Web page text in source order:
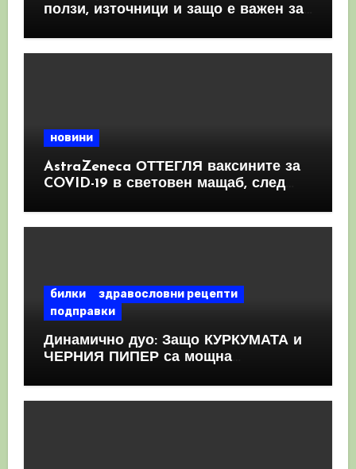
ползи, източници и защо е важен за
новини
AstraZeneca ОТТЕГЛЯ ваксините за
COVID-19 в световен мащаб, след
КРЪВНИ съсиреци
билки
здравословни рецепти
подправки
Динамично дуо: Защо КУРКУМАТА и
ЧЕРНИЯ ПИПЕР са мощна